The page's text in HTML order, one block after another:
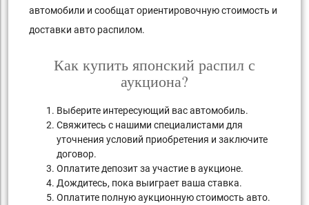
автомобили и сообщат ориентировочную стоимость и
доставки авто распилом.
Как купить японский распил с
аукциона?
Выберите интересующий вас автомобиль.
Свяжитесь с нашими специалистами для
уточнения условий приобретения и заключите
договор.
Оплатите депозит за участие в аукционе.
Дождитесь, пока выиграет ваша ставка.
Оплатите полную аукционную стоимость авто.